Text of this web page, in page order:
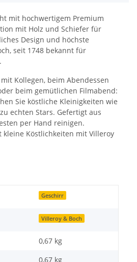
mit hochwertigem Premium
mit Holz und Schiefer für
Design und höchste
seit 1748 bekannt für
Kollegen, beim Abendessen
beim gemütlichen Filmabend:
Sie köstliche Kleinigkeiten wie
echten Stars. Gefertigt aus
per Hand reinigen.
kleine Köstlichkeiten mit Villeroy
Geschirr
Villeroy & Boch
0,67 kg
0,67 kg